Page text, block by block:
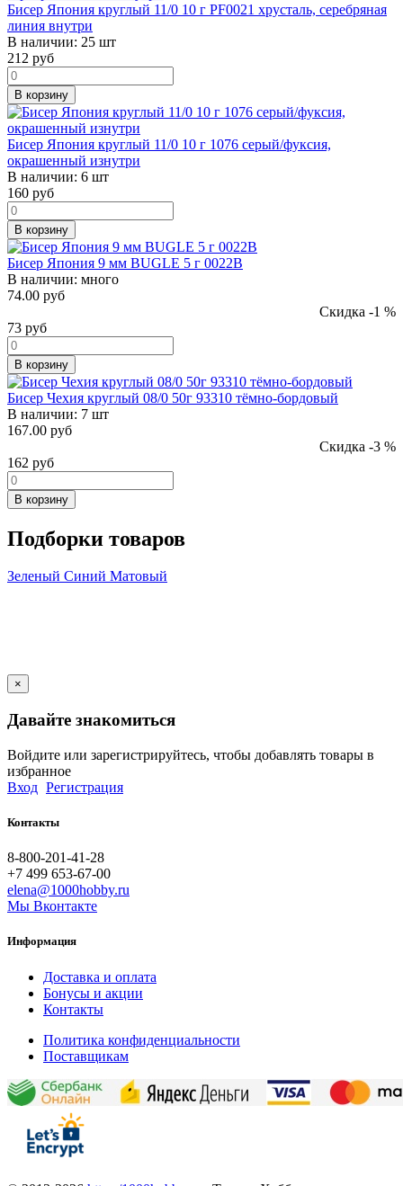
Бисер Япония круглый 11/0 10 г PF0021 хрусталь, серебряная
линия внутри
В наличии: 25 шт
212 руб
В корзину
Бисер Япония круглый 11/0 10 г 1076 серый/фуксия,
окрашенный изнутри
В наличии: 6 шт
160 руб
В корзину
Бисер Япония 9 мм BUGLE 5 г 0022B
В наличии: много
74.00 руб
Скидка -1 %
73 руб
В корзину
Бисер Чехия круглый 08/0 50г 93310 тёмно-бордовый
В наличии: 7 шт
167.00 руб
Скидка -3 %
162 руб
В корзину
Подборки товаров
Зеленый Синий Матовый
×
Давайте знакомиться
Войдите или зарегистрируйтесь, чтобы добавлять товары в
избранное
Вход Регистрация
Контакты
8-800-201-41-28
+7 499 653-67-00
elena@1000hobby.ru
Мы Вконтакте
Информация
Доставка и оплата
Бонусы и акции
Контакты
Политика конфиденциальности
Поставщикам